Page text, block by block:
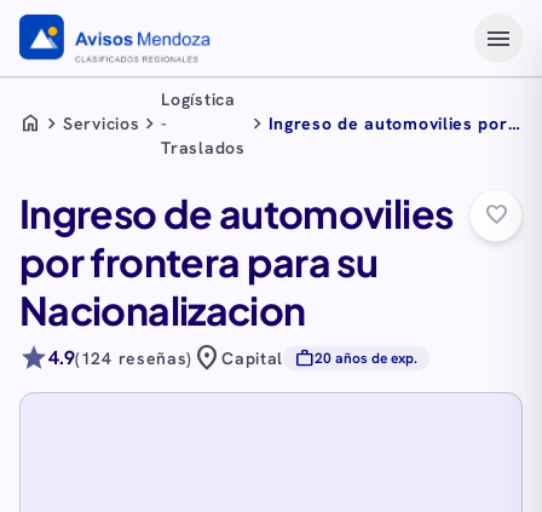
menu
home chevron_right Servicios chevron_right
Logística
-
Traslados
chevron_right Ingreso de automovilies por
Ingreso de automovilies
por frontera para su
Nacionalizacion
star4.9(124 reseñas) location_onCapital work20 años de exp.
favorite_border